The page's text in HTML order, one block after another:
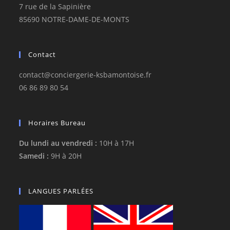
7 rue de la Sapinière
85690 NOTRE-DAME-DE-MONTS
Contact
contact@conciergerie-ksbamontoise.fr
06 86 89 80 54
Horaires Bureau
Du lundi au vendredi : 10H à 17H
Samedi : 9H à 20H
LANGUES PARLÉES